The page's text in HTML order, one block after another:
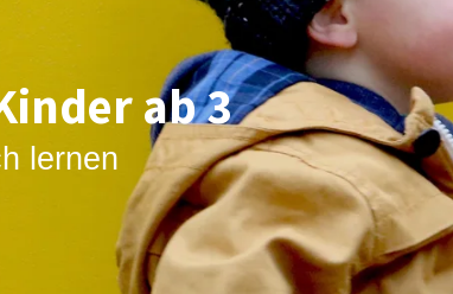
ab 3
lernen